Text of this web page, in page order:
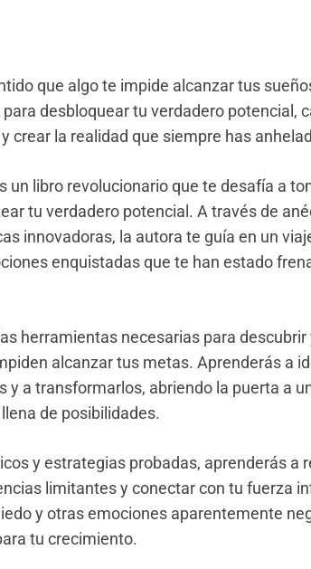
que algo te impide alcanzar tus
desbloquear tu verdadero potencial,
crear la realidad que siempre has
un libro revolucionario que te desafía a
tu verdadero potencial. A través de
innovadoras, la autora te guía en un
enquistadas que te han estado
herramientas necesarias para descubrir
alcanzar tus metas. Aprenderás a
y a transformarlos, abriendo la puerta a
de posibilidades.
y estrategias probadas, aprenderás a
limitantes y conectar con tu fuerza
y otras emociones aparentemente
tu crecimiento.